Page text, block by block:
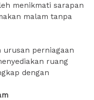
menikmati sarapan
malam tanpa
urusan perniagaan
ruang
dengan